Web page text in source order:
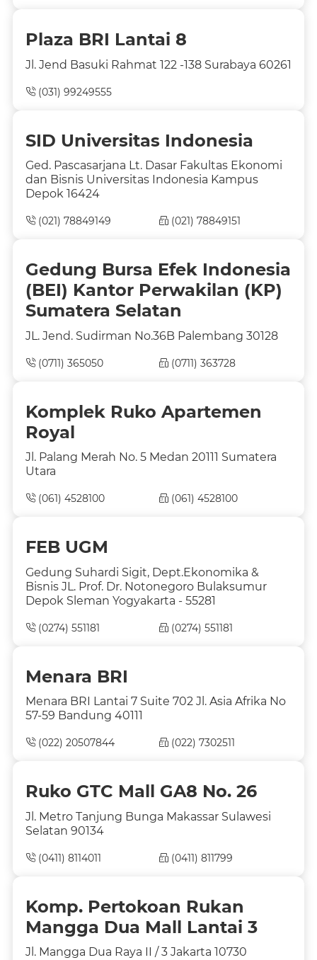
Plaza BRI Lantai 8
Jl. Jend Basuki Rahmat 122 -138 Surabaya 60261
(031) 99249555
SID Universitas Indonesia
Ged. Pascasarjana Lt. Dasar Fakultas Ekonomi
dan Bisnis Universitas Indonesia Kampus
Depok 16424
(021) 78849149 (021) 78849151
Gedung Bursa Efek Indonesia
(BEI) Kantor Perwakilan (KP)
Sumatera Selatan
JL. Jend. Sudirman No.36B Palembang 30128
(0711) 365050 (0711) 363728
Komplek Ruko Apartemen
Royal
Jl. Palang Merah No. 5 Medan 20111 Sumatera
Utara
(061) 4528100 (061) 4528100
FEB UGM
Gedung Suhardi Sigit, Dept.Ekonomika &
Bisnis JL. Prof. Dr. Notonegoro Bulaksumur
Depok Sleman Yogyakarta - 55281
(0274) 551181 (0274) 551181
Menara BRI
Menara BRI Lantai 7 Suite 702 Jl. Asia Afrika No
57-59 Bandung 40111
(022) 20507844 (022) 7302511
Ruko GTC Mall GA8 No. 26
Jl. Metro Tanjung Bunga Makassar Sulawesi
Selatan 90134
(0411) 8114011 (0411) 811799
Komp. Pertokoan Rukan
Mangga Dua Mall Lantai 3
Jl. Mangga Dua Raya II / 3 Jakarta 10730